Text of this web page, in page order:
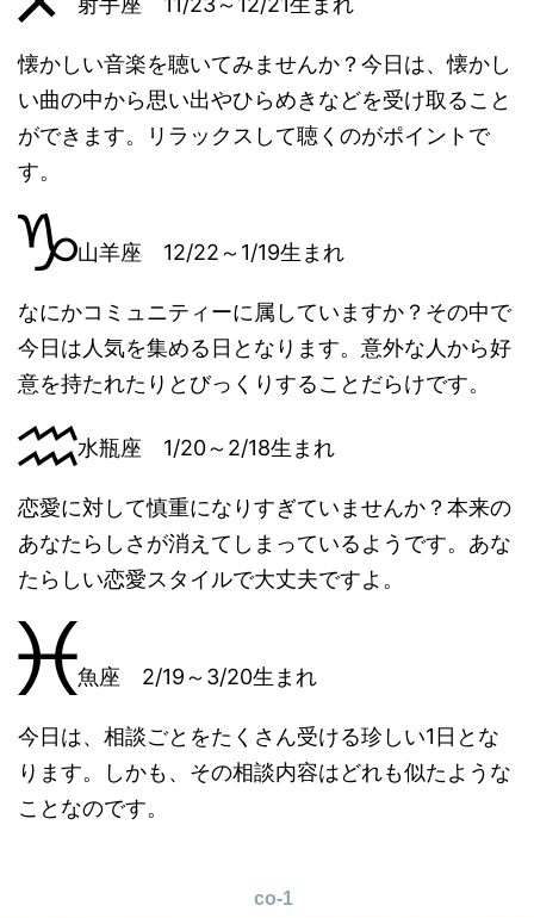
懐かしい音楽を聴いてみませんか？今日は、懐かし
い曲の中から思い出やひらめきなどを受け取ること
ができます。リラックスして聴くのがポイントで
す。
山羊座 12/22～1/19生まれ
なにかコミュニティーに属していますか？その中で
今日は人気を集める日となります。意外な人から好
意を持たれたりとびっくりすることだらけです。
水瓶座 1/20～2/18生まれ
恋愛に対して慎重になりすぎていませんか？本来の
あなたらしさが消えてしまっているようです。あな
たらしい恋愛スタイルで大丈夫ですよ。
魚座 2/19～3/20生まれ
今日は、相談ごとをたくさん受ける珍しい1日とな
ります。しかも、その相談内容はどれも似たような
ことなのです。
co-1